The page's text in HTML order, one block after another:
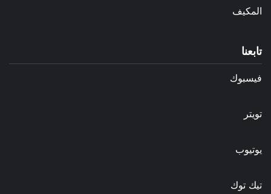
المكيف
تابعنا
فيسبوك
تويتر
يوتيوب
تيك توك